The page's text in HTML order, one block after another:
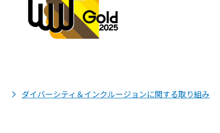
ダイバーシティ＆インクルージョンに関する取り組み